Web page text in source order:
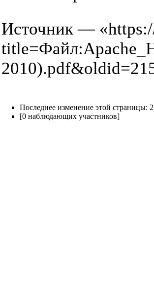
Источник — «
Последнее изменение этой страницы:
[0 наблюдающих участников]